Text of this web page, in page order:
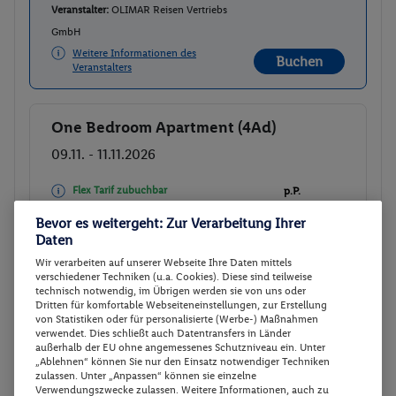
Veranstalter: OLIMAR Reisen Vertriebs
GmbH
Weitere Informationen des
Veranstalters
Buchen
Buchen
One Bedroom Apartment (4Ad)
09.11. - 11.11.2026
Flex Tarif zubuchbar
One Bedroom Apartment (4Ad)
p.P.
Veranstalter:OLIMAR Reisen Vertriebs
GmbH
Weitere Informationen des
Veranstalters
Buchen
Bevor es weitergeht: Zur Verarbeitung Ihrer
Daten
Wir verarbeiten auf unserer Webseite Ihre Daten mittels
verschiedener Techniken (u.a. Cookies). Diese sind teilweise
technisch notwendig, im Übrigen werden sie von uns oder
Dritten für komfortable Webseiteneinstellungen, zur Erstellung
von Statistiken oder für personalisierte (Werbe-) Maßnahmen
verwendet. Dies schließt auch Datentransfers in Länder
außerhalb der EU ohne angemessenes Schutzniveau ein. Unter
„Ablehnen“ können Sie nur den Einsatz notwendiger Techniken
zulassen. Unter „Anpassen“ können sie einzelne
Verwendungszwecke zulassen. Weitere Informationen, auch zu